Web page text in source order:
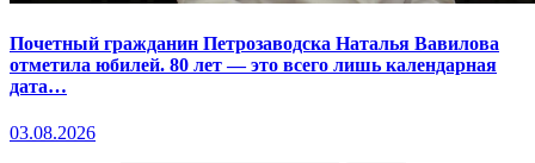
Почетный гражданин Петрозаводска Наталья Вавилова
отметила юбилей. 80 лет — это всего лишь календарная
дата…
03.08.2026